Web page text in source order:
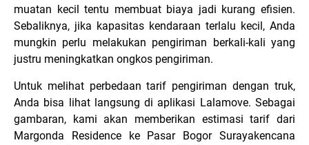
muatan kecil tentu membuat biaya jadi kurang efisien.
Sebaliknya, jika kapasitas kendaraan terlalu kecil, Anda
mungkin perlu melakukan pengiriman berkali-kali yang
justru meningkatkan ongkos pengiriman.
Untuk melihat perbedaan tarif pengiriman dengan truk,
Anda bisa lihat langsung di aplikasi Lalamove. Sebagai
gambaran, kami akan memberikan estimasi tarif dari
Margonda Residence ke Pasar Bogor Surayakencana